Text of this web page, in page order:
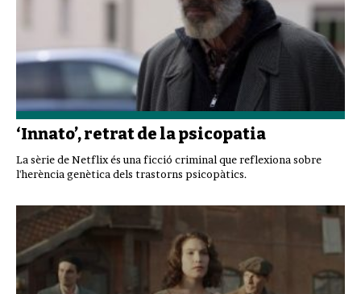
‘Innato’, retrat de la psicopatia
La sèrie de Netflix és una ficció criminal que reflexiona sobre
l'herència genètica dels trastorns psicopàtics.